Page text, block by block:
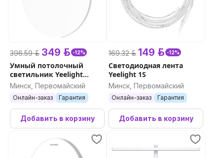
396.59 р. 349 р. -12%
Умный потолочный
светильник Yeelight
Defender Ceiling Light C400
Минск, Первомайский
Онлайн-заказ Гарантия
Добавить в корзину
169.32 р. 149 р. -12%
Светодиодная лента
Yeelight 1S
Минск, Первомайский
Онлайн-заказ Гарантия
Добавить в корзину